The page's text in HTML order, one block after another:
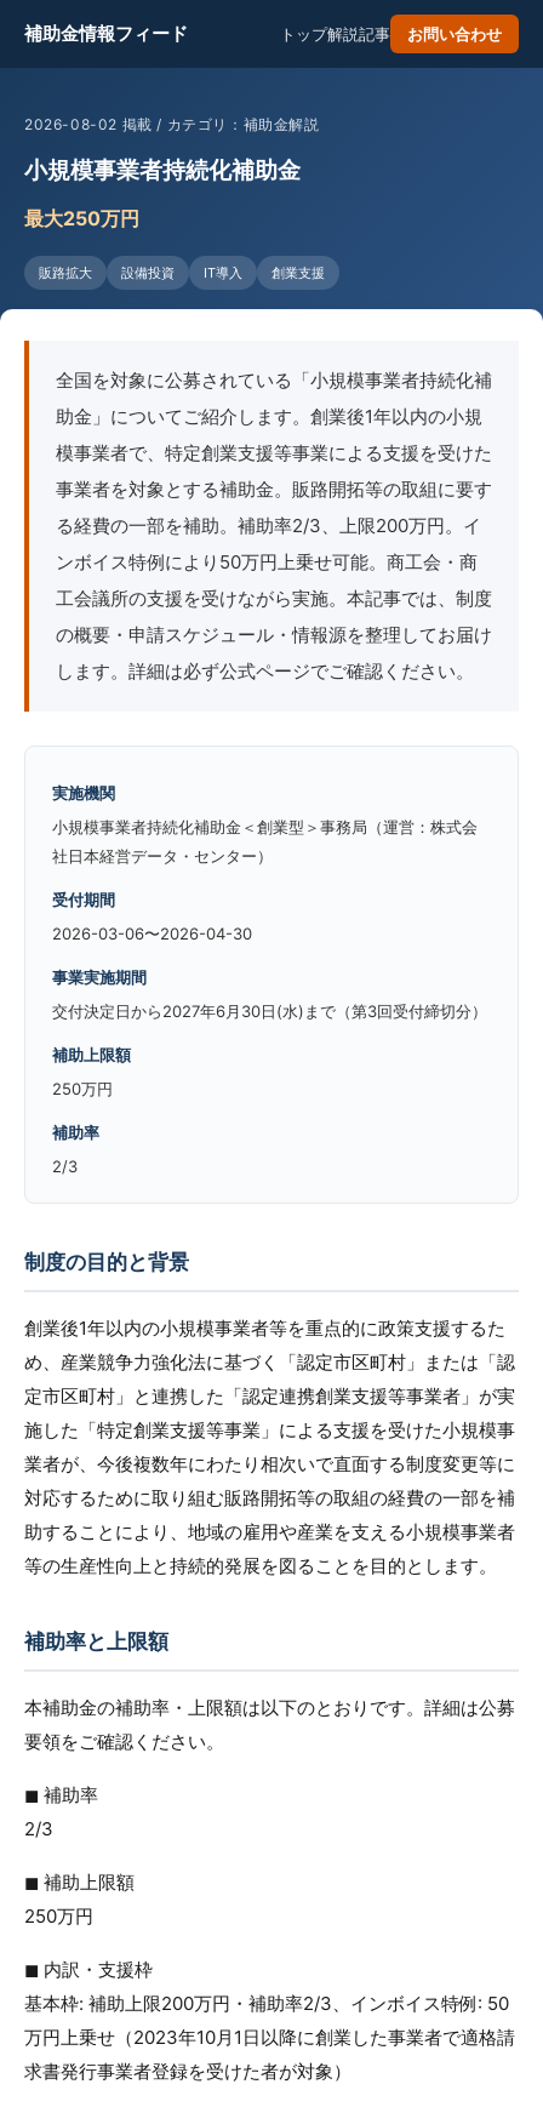
補助金情報フィード トップ解説記事 お問い合わせ
2026-08-02 掲載 / カテゴリ：補助金解説
小規模事業者持続化補助金
最大250万円
販路拡大 設備投資 IT導入 創業支援
全国を対象に公募されている「小規模事業者持続化補
助金」についてご紹介します。創業後1年以内の小規
模事業者で、特定創業支援等事業による支援を受けた
事業者を対象とする補助金。販路開拓等の取組に要す
る経費の一部を補助。補助率2/3、上限200万円。イ
ンボイス特例により50万円上乗せ可能。商工会・商
工会議所の支援を受けながら実施。本記事では、制度
の概要・申請スケジュール・情報源を整理してお届け
します。詳細は必ず公式ページでご確認ください。
実施機関
小規模事業者持続化補助金＜創業型＞事務局（運営：株式会
社日本経営データ・センター）
受付期間
2026-03-06〜2026-04-30
事業実施期間
交付決定日から2027年6月30日(水)まで（第3回受付締切分）
補助上限額
250万円
補助率
2/3
制度の目的と背景
創業後1年以内の小規模事業者等を重点的に政策支援するた
め、産業競争力強化法に基づく「認定市区町村」または「認
定市区町村」と連携した「認定連携創業支援等事業者」が実
施した「特定創業支援等事業」による支援を受けた小規模事
業者が、今後複数年にわたり相次いで直面する制度変更等に
対応するために取り組む販路開拓等の取組の経費の一部を補
助することにより、地域の雇用や産業を支える小規模事業者
等の生産性向上と持続的発展を図ることを目的とします。
補助率と上限額
本補助金の補助率・上限額は以下のとおりです。詳細は公募
要領をご確認ください。
◼︎ 補助率
2/3
◼︎ 補助上限額
250万円
◼︎ 内訳・支援枠
基本枠: 補助上限200万円・補助率2/3、インボイス特例: 50
万円上乗せ（2023年10月1日以降に創業した事業者で適格請
求書発行事業者登録を受けた者が対象）